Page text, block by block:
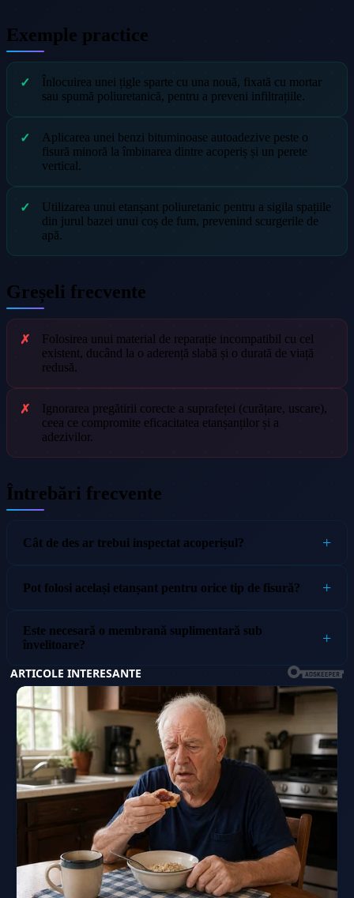
Exemple practice
Înlocuirea unei țigle sparte cu una nouă, fixată cu mortar
sau spumă poliuretanică, pentru a preveni infiltrațiile.
Aplicarea unei benzi bituminoase autoadezive peste o
fisură minoră la îmbinarea dintre acoperiș și un perete
vertical.
Utilizarea unui etanșant poliuretanic pentru a sigila spațiile
din jurul bazei unui coș de fum, prevenind scurgerile de
apă.
Greșeli frecvente
Folosirea unui material de reparație incompatibil cu cel
existent, ducând la o aderență slabă și o durată de viață
redusă.
Ignorarea pregătirii corecte a suprafeței (curățare, uscare),
ceea ce compromite eficacitatea etanșanților și a
adezivilor.
Întrebări frecvente
Cât de des ar trebui inspectat acoperișul?
Pot folosi același etanșant pentru orice tip de fisură?
Este necesară o membrană suplimentară sub
învelitoare?